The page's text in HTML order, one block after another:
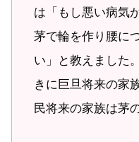
は「もし悪い病気
茅で輪を作り腰に
い」と教えました
きに巨旦将来の家
民将来の家族は茅